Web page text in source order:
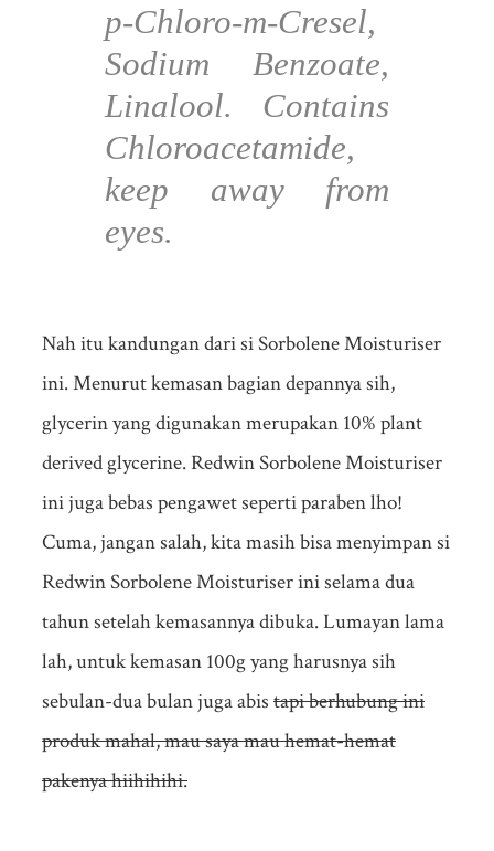
p-Chloro-m-Cresel,
Sodium Benzoate,
Linalool. Contains
Chloroacetamide,
keep away from
eyes.
Nah itu kandungan dari si Sorbolene Moisturiser
ini. Menurut kemasan bagian depannya sih,
glycerin yang digunakan merupakan 10% plant
derived glycerine. Redwin Sorbolene Moisturiser
ini juga bebas pengawet seperti paraben lho!
Cuma, jangan salah, kita masih bisa menyimpan si
Redwin Sorbolene Moisturiser ini selama dua
tahun setelah kemasannya dibuka. Lumayan lama
lah, untuk kemasan 100g yang harusnya sih
sebulan-dua bulan juga abis tapi berhubung ini
produk mahal, mau saya mau hemat-hemat
pakenya hiihihihi.